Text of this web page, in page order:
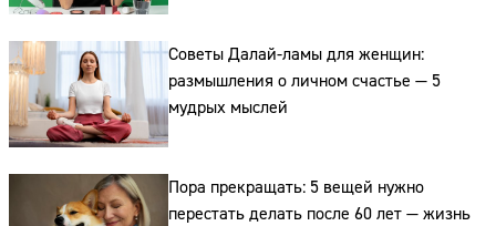
Советы Далай-ламы для женщин:
размышления о личном счастье — 5
мудрых мыслей
Пора прекращать: 5 вещей нужно
перестать делать после 60 лет — жизнь